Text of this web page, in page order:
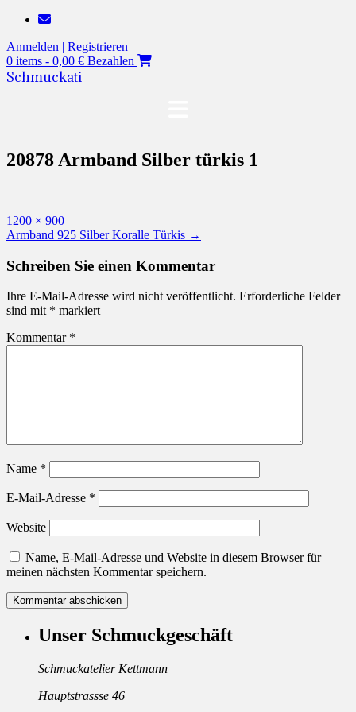
Zum
springen
Anmelden | Registrieren
0 items - 0,00 € Bezahlen
Schmuckati
20878 Armband Silber türkis 1
Originalgröße
1200 × 900
Beitragsnavigation
Armband 925 Silber Koralle Türkis →
Schreiben Sie einen Kommentar
Ihre E-Mail-Adresse wird nicht veröffentlicht. Erforderliche Felder
sind mit * markiert
Kommentar *
Name *
E-Mail-Adresse *
Website
Name, E-Mail-Adresse und Website in diesem Browser für
meinen nächsten Kommentar speichern.
Unser Schmuckgeschäft
Schmuckatelier Kettmann
Hauptstrassse 46